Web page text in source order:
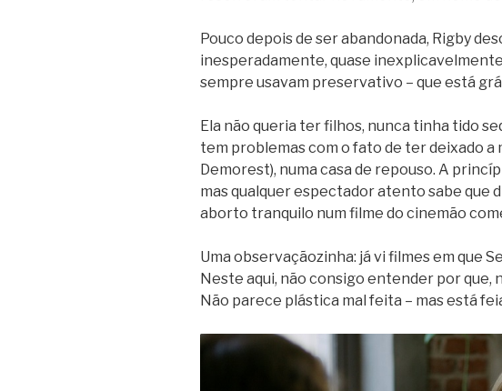
Pouco depois de ser abandonada, Rigby
inesperadamente, quase
sempre usavam preservativo – que está
Ela não queria ter filhos, nunca tinha tido
tem problemas com o fato de ter deixado a
Demorest), numa casa de repouso. A
mas qualquer espectador atento sabe que
aborto tranquilo num filme do cinemão
Uma observaçãozinha: já vi filmes em que
Neste aqui, não consigo entender por que,
Não parece plástica mal feita – mas está